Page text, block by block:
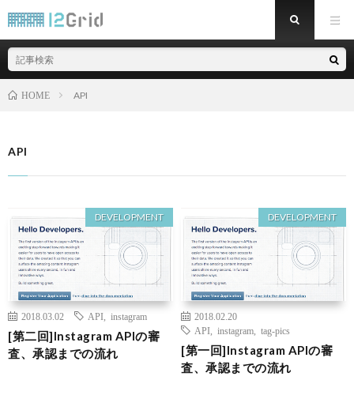
HOME API
API
DEVELOPMENT
2018.03.02 API instagram
[第二回]Instagram APIの審
査、承認までの流れ
DEVELOPMENT
2018.02.20
API
instagram tag-pics
[第一回]Instagram APIの審
査、承認までの流れ